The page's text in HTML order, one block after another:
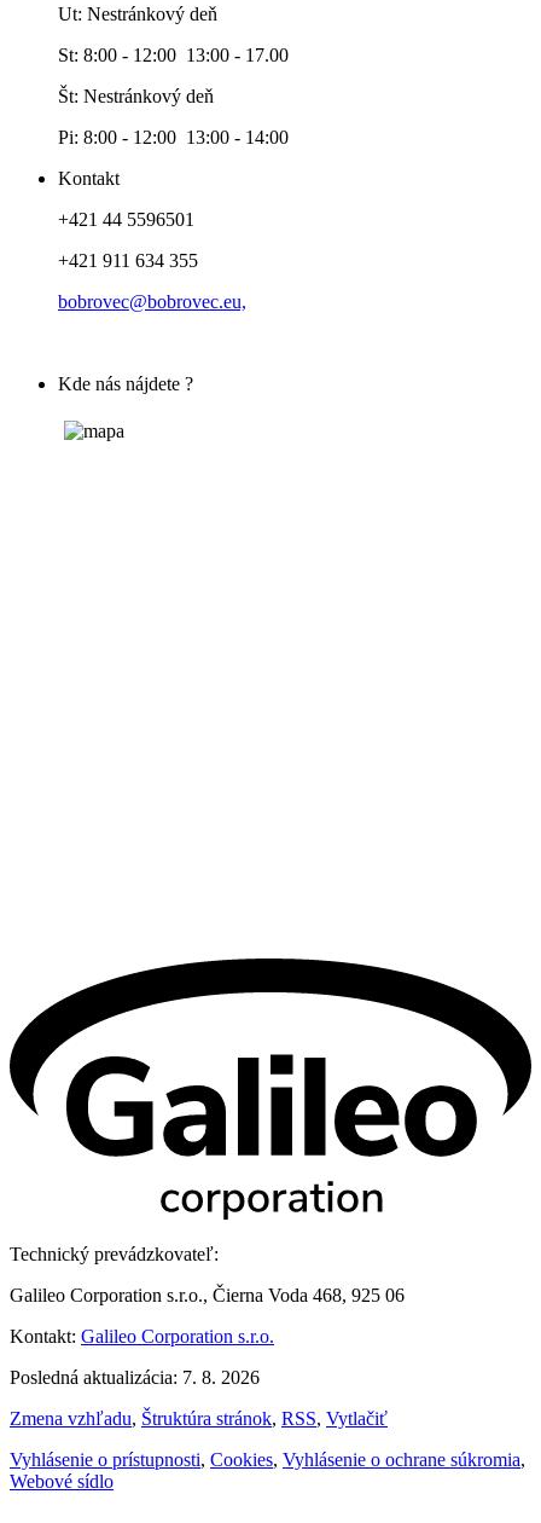
Ut: Nestránkový deň
St: 8:00 - 12:00 13:00 - 17.00
Št: Nestránkový deň
Pi: 8:00 - 12:00 13:00 - 14:00
Kontakt
+421 44 5596501
+421 911 634 355
bobrovec@bobrovec.eu,
Kde nás nájdete ?
Technický prevádzkovateľ:
Galileo Corporation s.r.o., Čierna Voda 468, 925 06
Kontakt: Galileo Corporation s.r.o.
Posledná aktualizácia: 7. 8. 2026
Zmena vzhľadu, Štruktúra stránok, RSS, Vytlačiť
Vyhlásenie o prístupnosti, Cookies, Vyhlásenie o ochrane súkromia,
Webové sídlo